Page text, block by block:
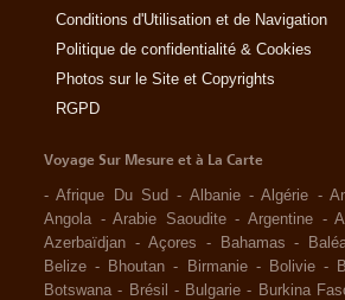
Conditions d'Utilisation et de Navigation
Politique de confidentialité & Cookies
Photos sur le Site et Copyrights
RGPD
Voyage Sur Mesure et à La Carte
-Afrique Du Sud - Albanie -Algérie -
Angola -Arabie Saoudite -Argentine -
Azerbaïdjan - Açores - Bahamas -
Belize - Bhoutan - Birmanie - Bolivie -
Botswana - Brésil - Bulgarie - Burkina